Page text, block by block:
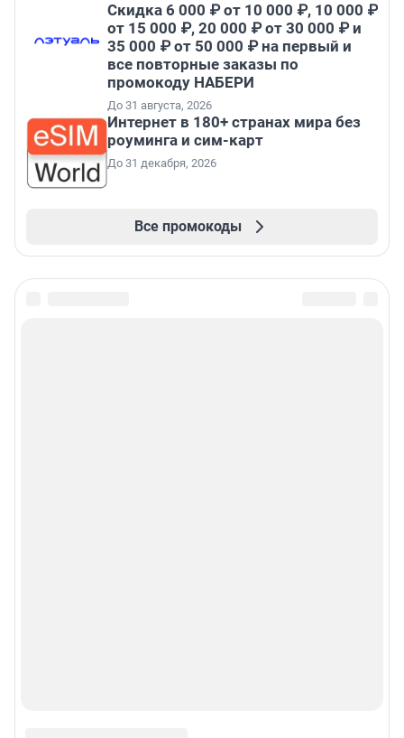
Скидка 6 000 ₽ от 10 000 ₽, 10 000 ₽
от 15 000 ₽, 20 000 ₽ от 30 000 ₽ и
35 000 ₽ от 50 000 ₽ на первый и
все повторные заказы по
промокоду НАБЕРИ
До 31 августа, 2026
Интернет в 180+ странах мира без
роуминга и сим-карт
До 31 декабря, 2026
Все промокоды